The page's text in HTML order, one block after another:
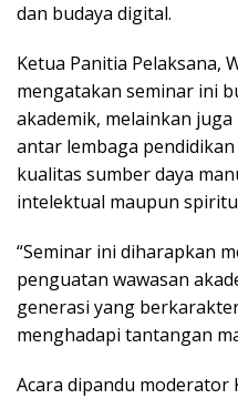
dan budaya digital.
Ketua Panitia Pelaksana,
mengatakan seminar ini
akademik, melainkan
antar lembaga
kualitas sumber daya
intelektual maupun
“Seminar ini diharapkan
penguatan wawasan
generasi yang
menghadapi tantangan
Acara dipandu moderator